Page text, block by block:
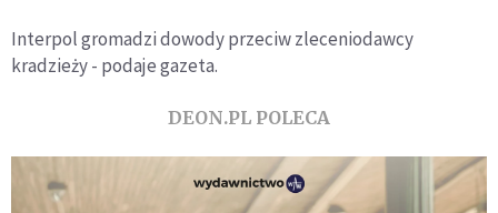
Interpol gromadzi dowody przeciw zleceniodawcy
kradzieży - podaje gazeta.
DEON.PL POLECA